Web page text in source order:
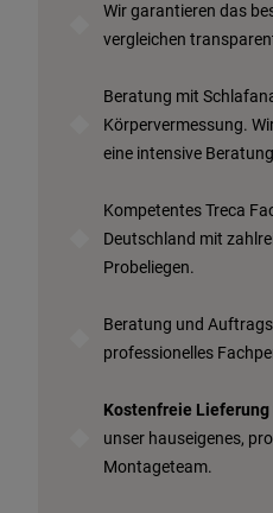
Wir garantieren das
vergleichen
Beratung mit
Körpervermessung.
eine intensive
Kompetentes Treca
Deutschland mit
Probeliegen.
Beratung und
professionelles
Kostenfreie Lieferung
unser hauseigenes,
Montageteam.